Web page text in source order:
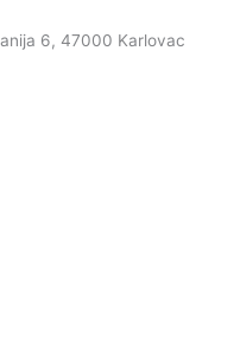
6, 47000 Karlovac